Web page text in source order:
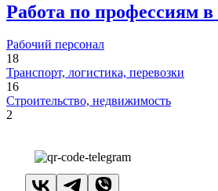
Работа по профессиям
Рабочий персонал
18
Транспорт, логистика, перевозки
16
Строительство, недвижимость
2